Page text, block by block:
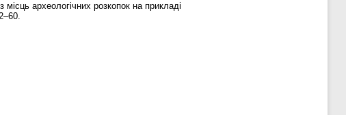
місць археологічних розкопок на прикладі